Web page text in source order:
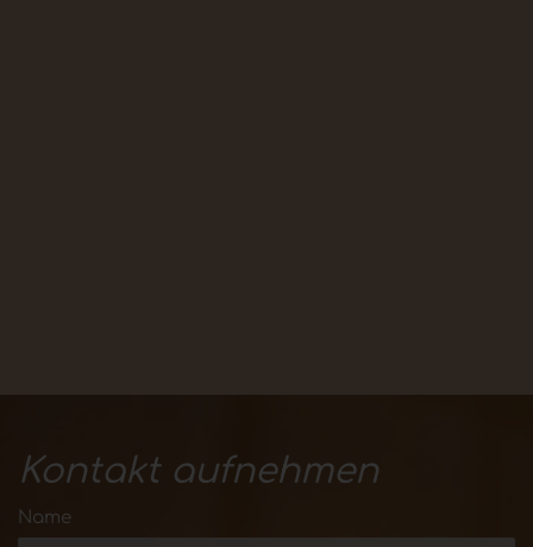
Kontakt aufnehmen
Name